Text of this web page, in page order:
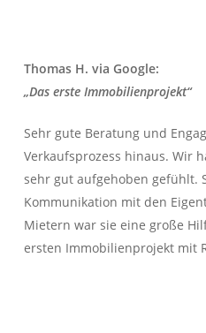
Thomas H. via Google:
„Das erste Immobilienprojekt“
Sehr gute Beratung und
Verkaufsprozess hinaus. Wir
sehr gut aufgehoben gefühlt.
Kommunikation mit den
Mietern war sie eine große
ersten Immobilienprojekt mit